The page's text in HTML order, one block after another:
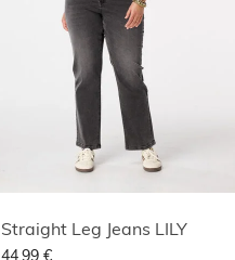
Straight Leg Jeans LILY
44,99 €